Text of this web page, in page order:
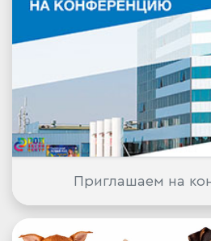
Приглашаем на